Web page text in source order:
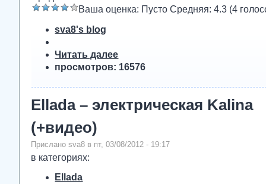
Ваша оценка: Пусто Средняя:4.3 (4
sva8's blog
Читать далее
просмотров: 16576
Ellada – электрическая Kalina
(+видео)
Прислано sva8 в пт, 03/08/2012 - 19:17
в категориях:
Ellada